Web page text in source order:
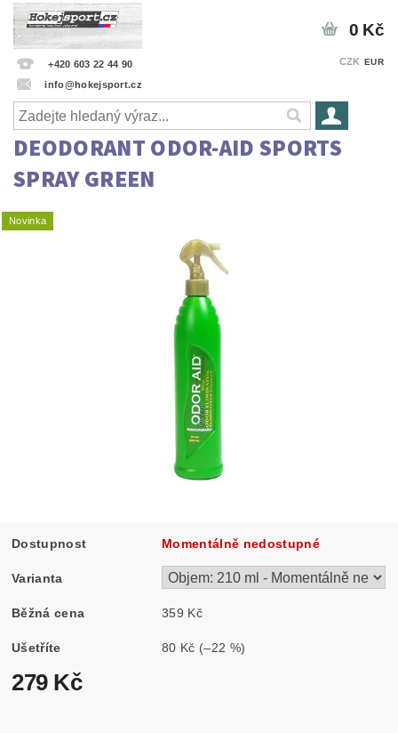
+420 603 22 44 90
info@hokejsport.cz
CZK EUR
0 Kč
DEODORANT ODOR-AID SPORTS
SPRAY GREEN
Novinka
Dostupnost Momentálně nedostupné
Varianta
Běžná cena 359 Kč
Ušetříte 80 Kč (–22 %)
279 Kč